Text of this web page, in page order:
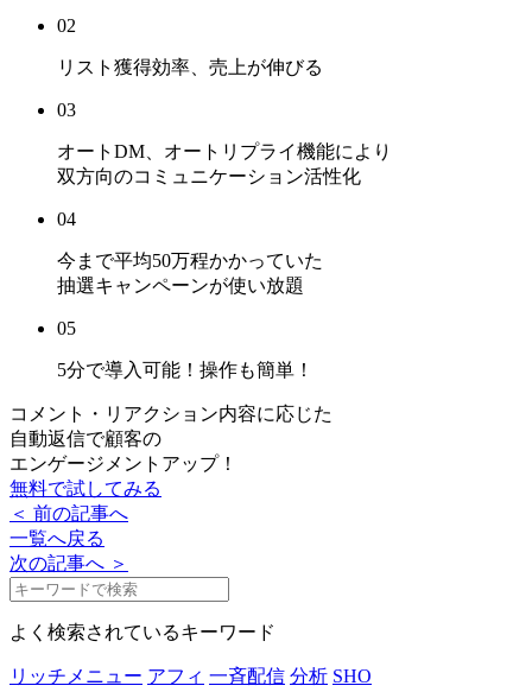
02
リスト獲得効率、売上が伸びる
03
オートDM、オートリプライ機能により
双方向のコミュニケーション活性化
04
今まで平均50万程かかっていた
抽選キャンペーンが使い放題
05
5分で導入可能！ 操作も簡単！
コメント・リアクション内容に応じた
自動返信で顧客の
エンゲージメントアップ！
無料で試してみる
＜ 前の記事へ
一覧へ戻る
次の記事へ ＞
よく検索されているキーワード
リッチメニュー アフィ 一斉配信 分析 SHO